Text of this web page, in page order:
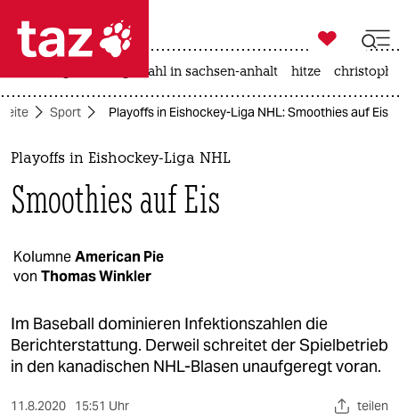
 taz zahl ich
taz zahl ich
themen
politik
gesellschaft
kultur
sport
berlin

taz zahl ich
landtagswahl in sachsen-anhalt hitze
Sport Playoffs in Eishockey-Liga NHL: Smoothies auf Eis
Playoffs in Eishockey-Liga NHL
Smoothies auf Eis
KolumneAmerican Pie
von Thomas Winkler
Im Baseball dominieren Infektionszahlen die
Berichterstattung. Derweil schreitet der Spielbetrieb
in den kanadischen NHL-Blasen unaufgeregt voran.
11.8.2020 15:51 Uhr teilen